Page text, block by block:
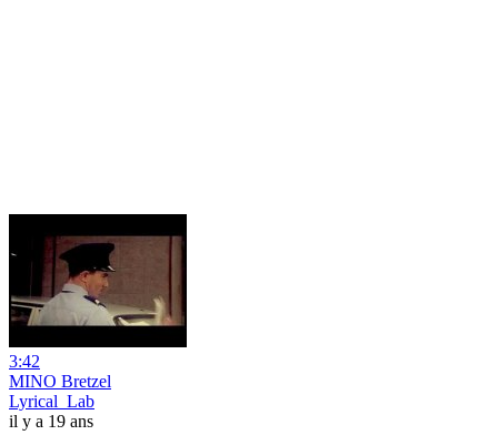
3:42
MINO Bretzel
Lyrical_Lab
il y a 19 ans